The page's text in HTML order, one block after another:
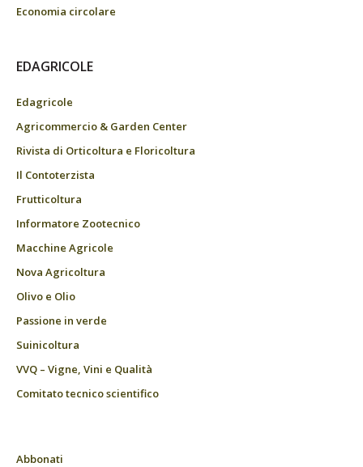
Economia circolare
EDAGRICOLE
Edagricole
Agricommercio & Garden Center
Rivista di Orticoltura e Floricoltura
Il Contoterzista
Frutticoltura
Informatore Zootecnico
Macchine Agricole
Nova Agricoltura
Olivo e Olio
Passione in verde
Suinicoltura
VVQ – Vigne, Vini e Qualità
Comitato tecnico scientifico
Abbonati